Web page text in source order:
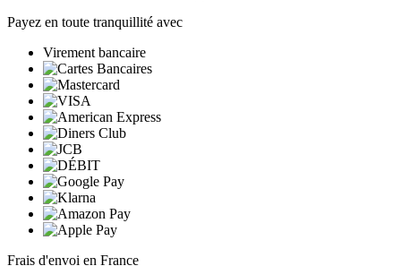
Payez en toute tranquillité avec
Virement bancaire
Frais d'envoi en France